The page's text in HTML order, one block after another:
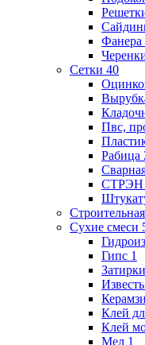
Фанера
Сетки 40
Пвс,
Рабица
СТРЭН
Сухие смеси
Гипс 1
Затирки
Известь
Клей
Клей
Мел 1